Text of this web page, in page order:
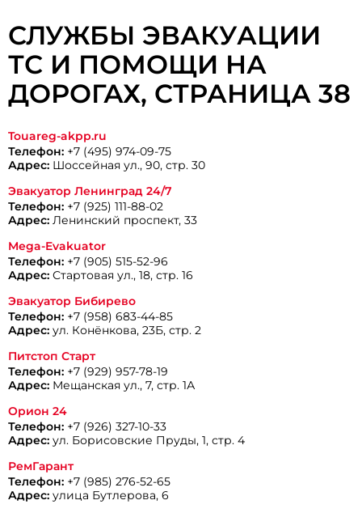
СЛУЖБЫ ЭВАКУАЦИИ
ТС И ПОМОЩИ НА
ДОРОГАХ, CТРАНИЦА 38
Touareg-akpp.ru
Телефон: +7 (495) 974-09-75
Адрес: Шоссейная ул., 90, стр. 30
Эвакуатор Ленинград 24/7
Телефон: +7 (925) 111-88-02
Адрес: Ленинский проспект, 33
Mega-Evakuator
Телефон: +7 (905) 515-52-96
Адрес: Стартовая ул., 18, стр. 16
Эвакуатор Бибирево
Телефон: +7 (958) 683-44-85
Адрес: ул. Конёнкова, 23Б, стр. 2
Питстоп Старт
Телефон: +7 (929) 957-78-19
Адрес: Мещанская ул., 7, стр. 1А
Орион 24
Телефон: +7 (926) 327-10-33
Адрес: ул. Борисовские Пруды, 1, стр. 4
РемГарант
Телефон: +7 (985) 276-52-65
Адрес: улица Бутлерова, 6